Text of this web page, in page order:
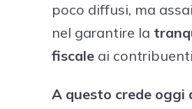
poco diffusi, ma
nel garantire la
fiscale ai
A questo crede oggi